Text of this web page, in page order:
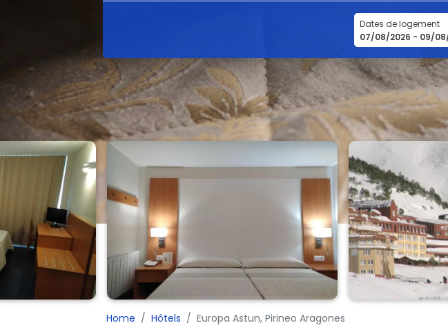
Dates de logement
Home Hôtels Europa Astun, Pirineo Aragones